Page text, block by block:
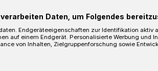
Daten, um Folgendes
Endgeräteeigenschaften zur Identifikation aktiv
auf einem Endgerät. Personalisierte Werbung und
von Inhalten, Zielgruppenforschung sowie